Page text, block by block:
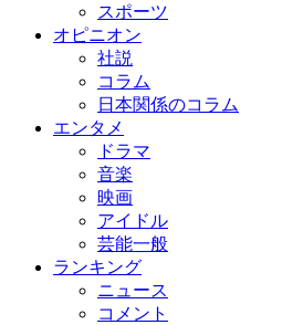
スポーツ
オピニオン
社説
コラム
日本関係のコラム
エンタメ
ドラマ
音楽
映画
アイドル
芸能一般
ランキング
ニュース
コメント